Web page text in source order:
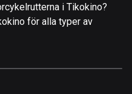
i Tikokino?
för alla typer av